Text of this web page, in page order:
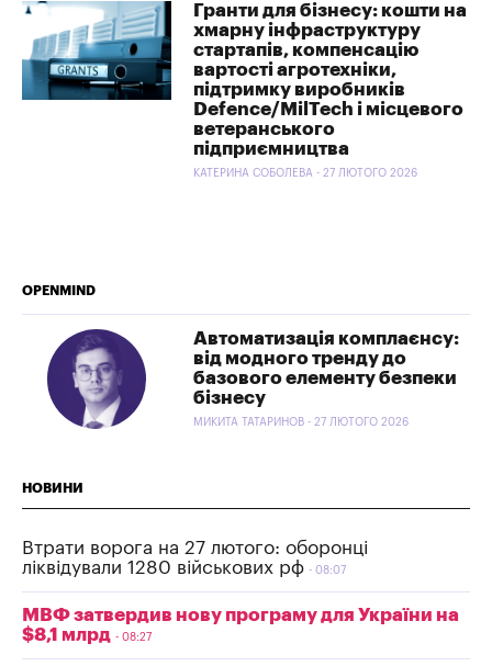
Гранти для бізнесу: кошти на
хмарну інфраструктуру
стартапів, компенсацію
вартості агротехніки,
підтримку виробників
Defence/MilTech і місцевого
ветеранського
підприємництва
КАТЕРИНА СОБОЛЕВА - 27 ЛЮТОГО 2026
OPENMIND
Автоматизація комплаєнсу:
від модного тренду до
базового елементу безпеки
бізнесу
МИКИТА ТАТАРИНОВ - 27 ЛЮТОГО 2026
НОВИНИ
Втрати ворога на 27 лютого: оборонці
ліквідували 1280 військових рф
08:07
МВФ затвердив нову програму для України на
$8,1 млрд
08:27